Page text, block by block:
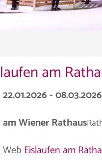
am
22.01.2026 - 08.03.2026
am Wiener Rathaus
Web Eislaufen am